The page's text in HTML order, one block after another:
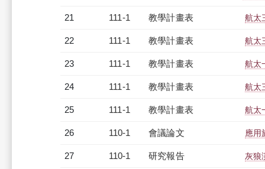
21 111-1 教學計畫表 航太
22 111-1 教學計畫表 航太
23 111-1 教學計畫表 航太
24 111-1 教學計畫表 航太
25 111-1 教學計畫表 航太
26 110-1 會議論文 應用
27 110-1 研究報告 灰狼